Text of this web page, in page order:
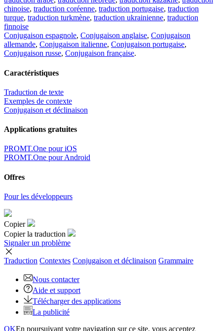
chinoise, traduction coréenne, traduction portugaise, traduction
turque, traduction turkmène, traduction ukrainienne, traduction
finnoise
Conjugaison espagnole, Conjugaison anglaise, Conjugaison
allemande, Conjugaison italienne, Conjugaison portugaise,
Conjugaison russe, Conjugaison française.
Caractéristiques
Traduction de texte
Exemples de contexte
Conjugaison et déclinaison
Applications gratuites
PROMT.One pour iOS
PROMT.One pour Android
Offres
Pour les développeurs
Copier
Copier la traduction
Signaler un problème
Traduction Contextes Conjugaison et déclinaison Grammaire
Nous contacter
Aide et support
Télécharger des applications
La publicité
OKEn poursuivant votre navigation sur ce site, vous acceptez